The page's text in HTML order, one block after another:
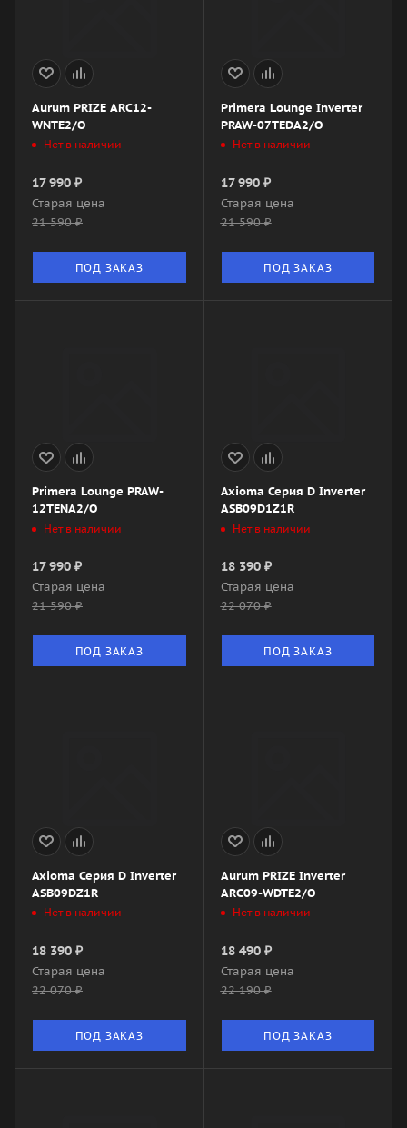
Aurum PRIZE ARC12-
WNTE2/O
Нет в наличии
17 990 ₽
Старая цена
21 590₽
ПОД ЗАКАЗ
Primera Lounge Inverter
PRAW-07TEDA2/O
Нет в наличии
17 990₽
Старая цена
21 590₽
ПОД ЗАКАЗ
Primera Lounge PRAW-
12TENA2/O
Нет в наличии
17 990 ₽
Старая цена
21 590₽
ПОД ЗАКАЗ
Axioma Серия D Inverter
ASB09D1Z1R
Нет в наличии
18 390₽
Старая цена
22 070₽
ПОД ЗАКАЗ
Axioma Серия D Inverter
ASB09DZ1R
Нет в наличии
18 390 ₽
Старая цена
22 070₽
ПОД ЗАКАЗ
Aurum PRIZE Inverter
ARC09-WDTE2/O
Нет в наличии
18 490₽
Старая цена
22 190₽
ПОД ЗАКАЗ